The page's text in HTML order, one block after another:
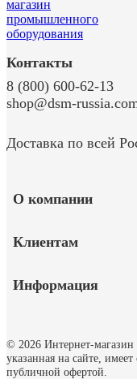
О компании
Клиентам
Информация
Контакты
8 (800) 600-62-13
shop@dsm-
Доставка по всей
© 2026 Интернет-магазин
указанная на сайте,
публичной офертой.